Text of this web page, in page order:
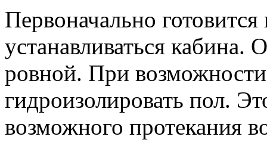
Первоначально
устанавливаться
ровной. При возможности
гидроизолировать пол.
возможного протекания